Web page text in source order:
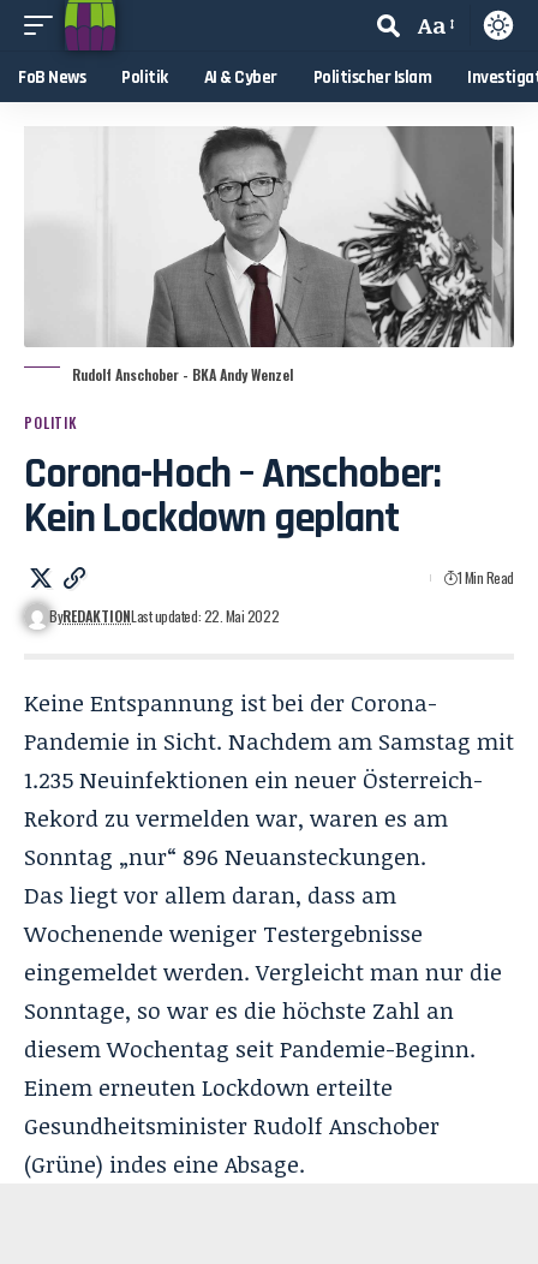
Aa
FoB News Politik AI & Cyber Politischer Islam
Rudolf Anschober - BKA Andy Wenzel
POLITIK
Corona-Hoch – Anschober:
Kein Lockdown geplant
ByREDAKTIONLast updated: 22. Mai 2022
1 Min Read
Keine Entspannung ist bei der Corona-
Pandemie in Sicht. Nachdem am Samstag mit
1.235 Neuinfektionen ein neuer Österreich-
Rekord zu vermelden war, waren es am
Sonntag „nur“ 896 Neuansteckungen.
Das liegt vor allem daran, dass am
Wochenende weniger Testergebnisse
eingemeldet werden. Vergleicht man nur die
Sonntage, so war es die höchste Zahl an
diesem Wochentag seit Pandemie-Beginn.
Einem erneuten Lockdown erteilte
Gesundheitsminister Rudolf Anschober
(Grüne) indes eine Absage.